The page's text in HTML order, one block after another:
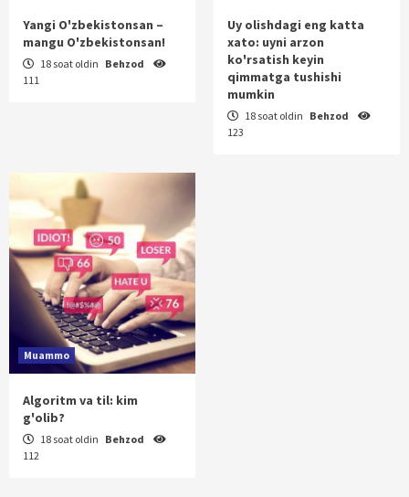
Yangi O'zbekistonsan –
mangu O'zbekistonsan!
18 soat oldin Behzod
111
Uy olishdagi eng katta
xato: uyni arzon
ko'rsatish keyin
qimmatga tushishi
mumkin
18 soat oldin Behzod
123
Muammo
Algoritm va til: kim
g'olib?
18 soat oldin Behzod
112